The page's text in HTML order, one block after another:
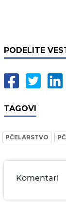
PODELITE
TAGOVI
PČELARSTVO
Komentari